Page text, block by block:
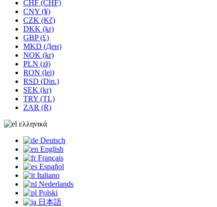
CHF (CHF)
CNY (¥)
CZK (Kč)
DKK (kr)
GBP (£)
MKD (Ден)
NOK (kr)
PLN (zł)
RON (lei)
RSD (Din.)
SEK (kr)
TRY (TL)
ZAR (R)
ελληνικά
Deutsch
English
Français
Español
Italiano
Nederlands
Polski
日本語